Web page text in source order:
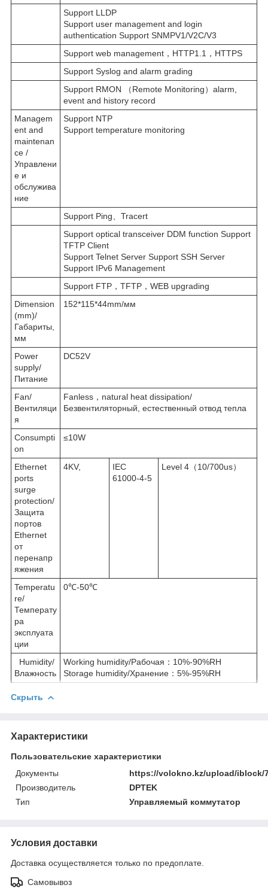
Support LLDP
Support user management and login
authentication Support SNMPV1/V2C/V3
Support web management，HTTP1.1，HTTPS
Support Syslog and alarm grading
Support RMON （Remote Monitoring）alarm,
event and history record
Managem
ent and
maintenan
ce /
Управлени
е и
обслужива
ние
Support NTP
Support temperature monitoring
Support Ping、Tracert
Support optical transceiver DDM function Support
TFTP Client
Support Telnet Server Support SSH Server
Support IPv6 Management
Support FTP，TFTP，WEB upgrading
Dimension
(mm)/
Габариты,
мм
152*115*44mm/мм
Power
supply/
Питание
DC52V
Fan/
Вентиляци
я
Fanless，natural heat dissipation/
Безвентиляторный, естественный отвод тепла
Consumpti
on
≤10W
Ethernet
ports
surge
protection/
Защита
портов
Ethernet
от
перенапр
яжения
4KV,
IEC
61000-4-5
Level 4（10/700us）
Temperatu
re/
Температу
ра
эксплуата
ции
0℃-50℃
Humidity/
Влажность
Working humidity/Рабочая：10%-90%RH
Storage humidity/Хранение：5%-95%RH
Скрыть
Характеристики
Пользовательские характеристики
Документы
https://volokno.kz/upload/iblock/
Производитель
DPTEK
Тип
Управляемый коммутатор
Условия доставки
Доставка осуществляется только по предоплате.
Самовывоз